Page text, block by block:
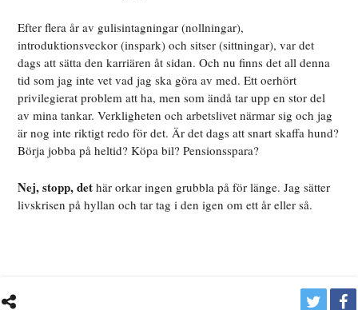
Efter flera år av gulisintagningar (nollningar),
introduktionsveckor (inspark) och sitser (sittningar), var det
dags att sätta den karriären åt sidan. Och nu finns det all denna
tid som jag inte vet vad jag ska göra av med. Ett oerhört
privilegierat problem att ha, men som ändå tar upp en stor del
av mina tankar. Verkligheten och arbetslivet närmar sig och jag
är nog inte riktigt redo för det. Är det dags att snart skaffa hund?
Börja jobba på heltid? Köpa bil? Pensionsspara?
Nej, stopp, det här orkar ingen grubbla på för länge. Jag sätter
livskrisen på hyllan och tar tag i den igen om ett år eller så.